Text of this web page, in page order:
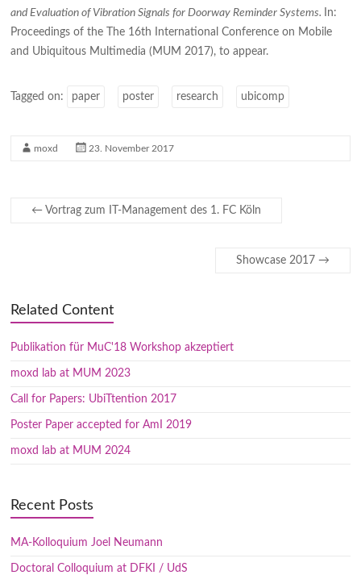
and Evaluation of Vibration Signals for Doorway Reminder Systems.
In:
Proceedings of the The 16th International Conference on Mobile
and Ubiquitous Multimedia (MUM 2017), to appear.
Tagged on: paper poster research ubicomp
moxd 23. November 2017
← Vortrag zum IT-Management des 1. FC Köln
Showcase 2017 →
Related Content
Publikation für MuC'18 Workshop akzeptiert
moxd lab at MUM 2023
Call for Papers: UbiTtention 2017
Poster Paper accepted for AmI 2019
moxd lab at MUM 2024
Recent Posts
MA-Kolloquium Joel Neumann
Doctoral Colloquium at DFKI / UdS